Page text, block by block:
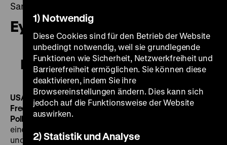
Samstag, 18. April 2015, 21.00 - 00.00 Uhr
Eyes Wide Shut
Eyes Wide Shut
USA/GB 1999, R: Stanley Kubrick, B: Stanley Kubrick,
Frederic Raphael, D: Nicole Kidman, Tom Cruise, Sydney
Pollack, Todd Field, 159’
eine scheinbar glückliche Ehe; man gibt sich liberal
und aufgeschlossen, raucht gemeinsam Joints. Doch
1) Notwendig
Diese Cookies sind für den Betrieb der Website
unbedingt notwendig, weil sie grundlegende
Funktionen wie Sicherheit, Netzwerkfreiheit und
Barrierefreiheit ermöglichen. Sie können diese
deaktivieren, indem Sie ihre
Browsereinstellungen ändern. Dies kann sich
jedoch auf die Funktionsweise der Website
auswirken.
2) Statistik und Analyse